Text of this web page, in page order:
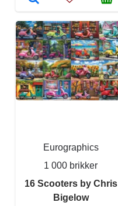
Eurographics
1 000 brikker
16 Scooters by Chris
Bigelow